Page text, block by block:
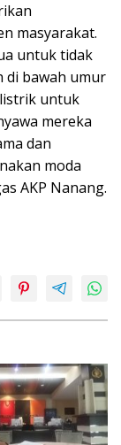
masyarakat.
untuk tidak
di bawah umur
untuk
mereka
dan
moda
AKP Nanang.